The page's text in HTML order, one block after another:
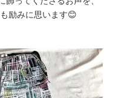
励みに思います😊